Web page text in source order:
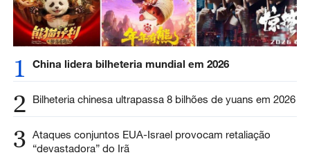
1 China lidera bilheteria mundial em 2026
2 Bilheteria chinesa ultrapassa 8 bilhões de yuans em 2026
3 Ataques conjuntos EUA-Israel provocam retaliação
“devastadora” do Irã